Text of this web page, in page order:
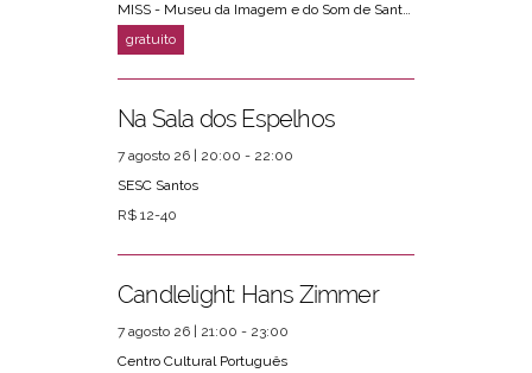
MISS - Museu da Imagem e do Som de Santos
Na Sala dos Espelhos
7 agosto 26 | 20:00 - 22:00
SESC Santos
R$ 12-40
Candlelight: Hans Zimmer
7 agosto 26 | 21:00 - 23:00
Centro Cultural Português